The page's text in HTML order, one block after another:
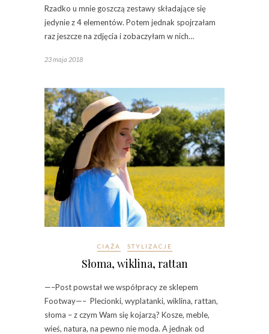
Rzadko u mnie goszczą zestawy składające się
jedynie z 4 elementów. Potem jednak spojrzałam
raz jeszcze na zdjęcia i zobaczyłam w nich…
23 maja 2018
CIĄŻA STYLIZACJE
Słoma, wiklina, rattan
—–Post powstał we współpracy ze sklepem
Footway—– Plecionki, wyplatanki, wiklina, rattan,
słoma – z czym Wam się kojarzą? Kosze, meble,
wieś, natura, na pewno nie moda. A jednak od